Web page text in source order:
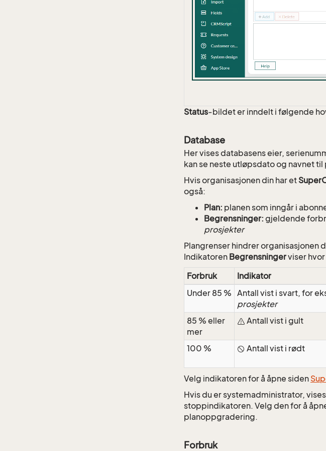
Status-bildet er inndelt i følgende
Database
Her vises databasens eier,
kan se neste utløpsdato og navnet
Hvis organisasjonen din har et
også:
Plan: planen som inngår i
Begrensninger: gjeldende
prosjekter
Plangrenser hindrer organisasjonen
Indikatoren Begrensningerviser
Forbruk
Indikator
Under 85 % Antall vist i svart, for
prosjekter
85 % eller
mer
Antall vist i gult
100 % Antall vist i rødt
Velg indikatoren for å åpne siden
Hvis du er systemadministrator,
stoppindikatoren. Velg den for å
planoppgradering.
Forbruk